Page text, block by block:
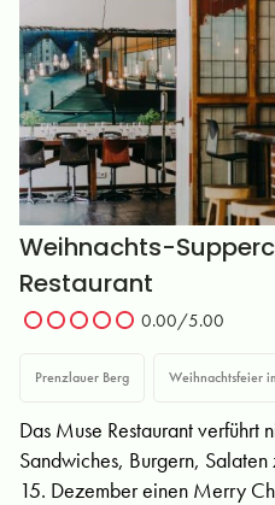
Weihnachts-
Restaurant
0.00/5.00
Prenzlauer Berg Weihnachtsfeier
Das Muse Restaurant verführt
Sandwiches, Burgern,
15. Dezember einen Merry